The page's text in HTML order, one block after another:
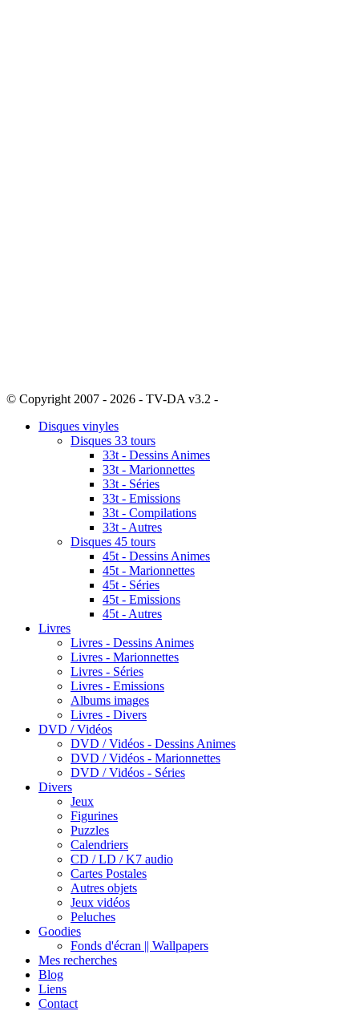
© Copyright 2007 - 2026 - TV-DA v3.2 -
Disques vinyles
Disques 33 tours
33t - Dessins Animes
33t - Marionnettes
33t - Séries
33t - Emissions
33t - Compilations
33t - Autres
Disques 45 tours
45t - Dessins Animes
45t - Marionnettes
45t - Séries
45t - Emissions
45t - Autres
Livres
Livres - Dessins Animes
Livres - Marionnettes
Livres - Séries
Livres - Emissions
Albums images
Livres - Divers
DVD / Vidéos
DVD / Vidéos - Dessins Animes
DVD / Vidéos - Marionnettes
DVD / Vidéos - Séries
Divers
Jeux
Figurines
Puzzles
Calendriers
CD / LD / K7 audio
Cartes Postales
Autres objets
Jeux vidéos
Peluches
Goodies
Fonds d'écran || Wallpapers
Mes recherches
Blog
Liens
Contact